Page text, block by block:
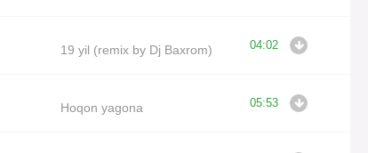
19 yil (remix by Dj Baxrom) 04:02
Hoqon yagona 05:53